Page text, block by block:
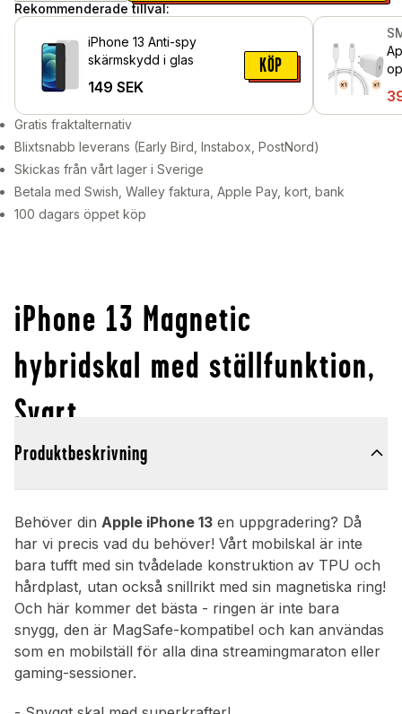
Rekommenderade tillval:
iPhone 13 Anti-spy
skärmskydd i glas
149 SEK
KÖP
Gratis fraktalternativ
Blixtsnabb leverans (Early Bird, Instabox, PostNord)
Skickas från vårt lager i Sverige
Betala med Swish, Walley faktura, Apple Pay, kort, bank
100 dagars öppet köp
iPhone 13 Magnetic
hybridskal med ställfunktion,
Svart
Produktbeskrivning
Behöver din Apple iPhone 13 en uppgradering? Då
har vi precis vad du behöver! Vårt mobilskal är inte
bara tufft med sin tvådelade konstruktion av TPU och
hårdplast, utan också snillrikt med sin magnetiska ring!
Och här kommer det bästa - ringen är inte bara
snygg, den är MagSafe-kompatibel och kan användas
som en mobilställ för alla dina streamingmaraton eller
gaming-sessioner.